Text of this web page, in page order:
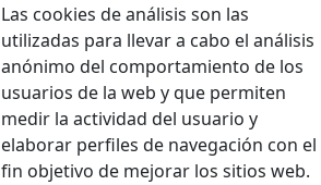
Las cookies de análisis son las
utilizadas para llevar a cabo el análisis
anónimo del comportamiento de los
usuarios de la web y que permiten
medir la actividad del usuario y
elaborar perfiles de navegación con el
fin objetivo de mejorar los sitios web.